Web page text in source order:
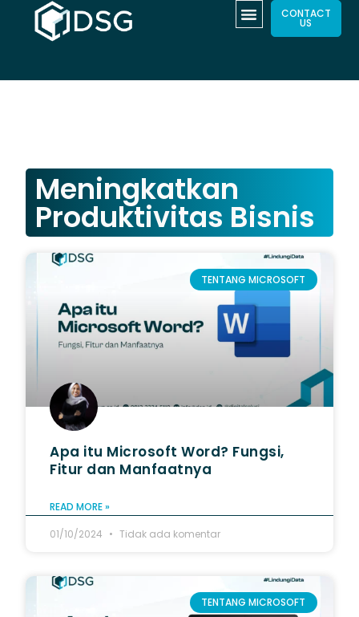
CONTACT
US
Meningkatkan
Produktivitas Bisnis
TENTANG MICROSOFT
Apa itu Microsoft Word? Fungsi,
Fitur dan Manfaatnya
READ MORE »
01/10/2024
Tidak ada komentar
TENTANG MICROSOFT